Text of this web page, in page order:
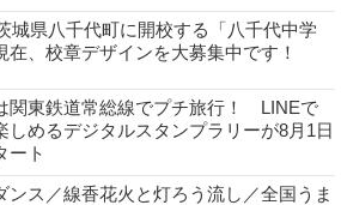
城県八千代町に開校する「八千代中学
、校章デザインを大募集中です！
関東鉄道常総線でプチ旅行！ LINEで
しめるデジタルスタンプラリーが8月1日
ート
ンス／線香花火と灯ろう流し／全国うま